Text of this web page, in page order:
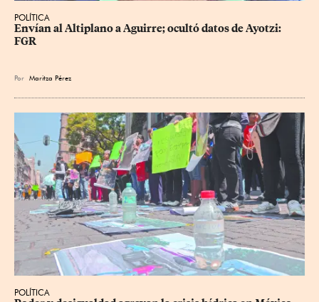
POLÍTICA
Envían al Altiplano a Aguirre; ocultó datos de Ayotzi:
FGR
Por Maritza Pérez
POLÍTICA